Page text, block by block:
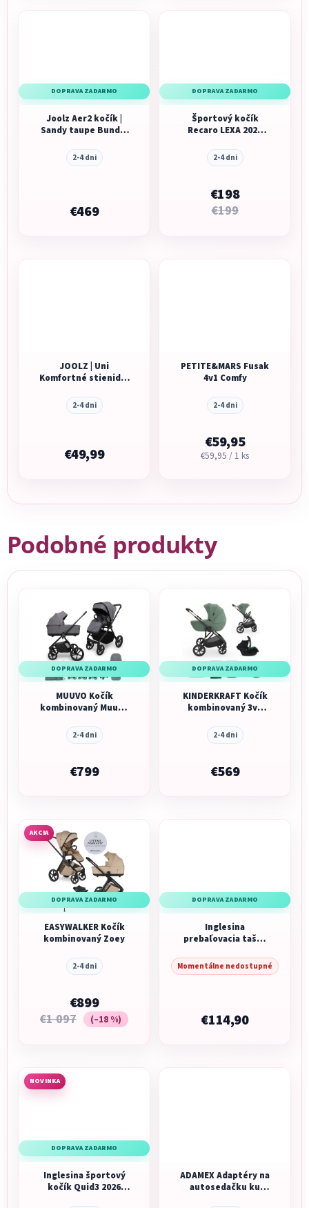
DOPRAVA ZADARMO
Joolz Aer2 kočík |
Sandy taupe Bundle
2-4 dni
€469
DOPRAVA ZADARMO
Športový kočík
Recaro LEXA 2026
2-4 dni
€198
€199
JOOLZ | Uni
Komfortné stienidlo
2-4 dni
€49,99
PETITE&MARS Fusak
4v1 Comfy
2-4 dni
€59,95
Jednotková
€59,95 / 1 ks
Podobné produkty
DOPRAVA ZADARMO
MUUVO Kočík
kombinovaný Muuvo
2-4 dni
€799
DOPRAVA ZADARMO
KINDERKRAFT Kočík
kombinovaný 3v1
2-4 dni
€569
AKCIA
DOPRAVA ZADARMO
EASYWALKER Kočík
kombinovaný Zoey
2-4 dni
€899
€1 097 (–18 %)
DOPRAVA ZADARMO
Inglesina
prebaľovacia taška
Momentálne nedostupné
€114,90
NOVINKA
DOPRAVA ZADARMO
Inglesina športový
kočík Quid3 2026
ADAMEX Adaptéry na
autosedačku ku